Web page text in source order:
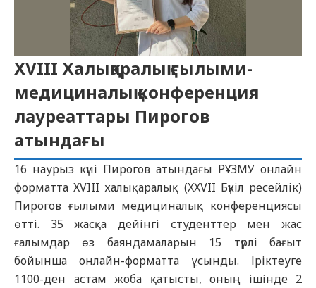
XVIII Халықаралық ғылыми-
медициналық конференция
лауреаттары Пирогов
атындағы
16 наурыз күні Пирогов атындағы РҰЗМУ онлайн
форматта XVIII халықаралық (XXVII Бүкіл ресейлік)
Пирогов ғылыми медициналық конференциясы
өтті. 35 жасқа дейінгі студенттер мен жас
ғалымдар өз баяндамаларын 15 түрлі бағыт
бойынша онлайн-форматта ұсынды. Іріктеуге
1100-ден астам жоба қатысты, оның ішінде 2